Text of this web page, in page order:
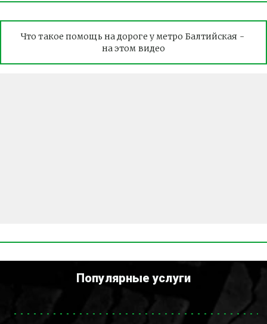
Что такое помощь на дороге у метро Балтийская -
на этом видео
Популярные услуги